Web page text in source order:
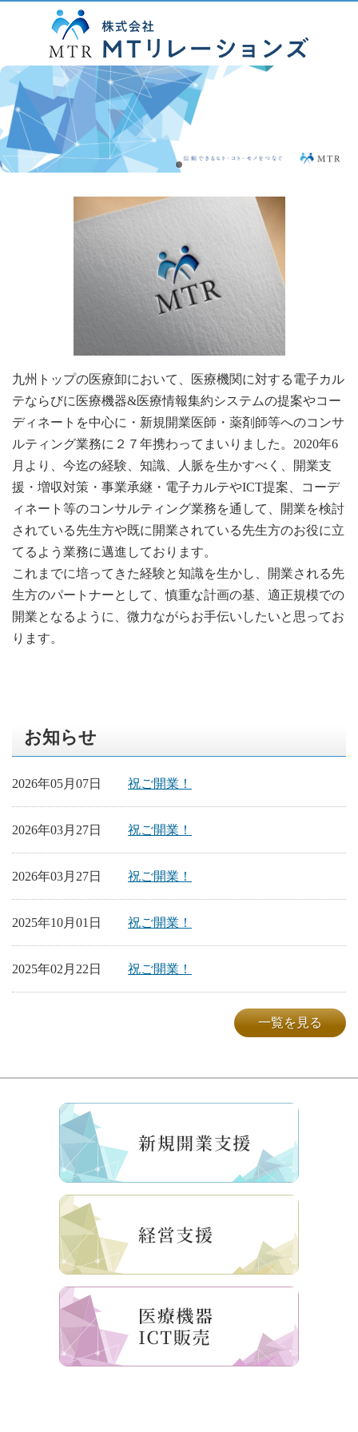
九州トップの医療卸において、医療機関に対する電子カル
テならびに医療機器&医療情報集約システムの提案やコー
ディネートを中心に・新規開業医師・薬剤師等へのコンサ
ルティング業務に２７年携わってまいりました。2020年6
月より、今迄の経験、知識、人脈を生かすべく、開業支
援・増収対策・事業承継・電子カルテやICT提案、コーデ
ィネート等のコンサルティング業務を通して、開業を検討
されている先生方や既に開業されている先生方のお役に立
てるよう業務に邁進しております。
これまでに培ってきた経験と知識を生かし、開業される先
生方のパートナーとして、慎重な計画の基、適正規模での
開業となるように、微力ながらお手伝いしたいと思ってお
ります。
お知らせ
祝ご開業！
2026年05月07日
祝ご開業！
2026年03月27日
祝ご開業！
2026年03月27日
祝ご開業！
2025年10月01日
祝ご開業！
2025年02月22日
一覧を見る